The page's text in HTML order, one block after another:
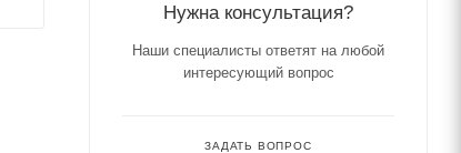
Нужна консультация?
Наши специалисты ответят на любой
интересующий вопрос
ЗАДАТЬ ВОПРОС